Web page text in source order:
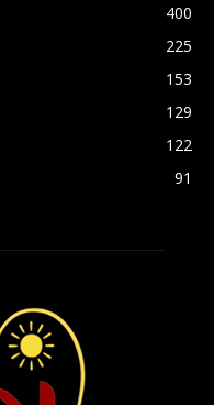
400
225
153
129
122
91